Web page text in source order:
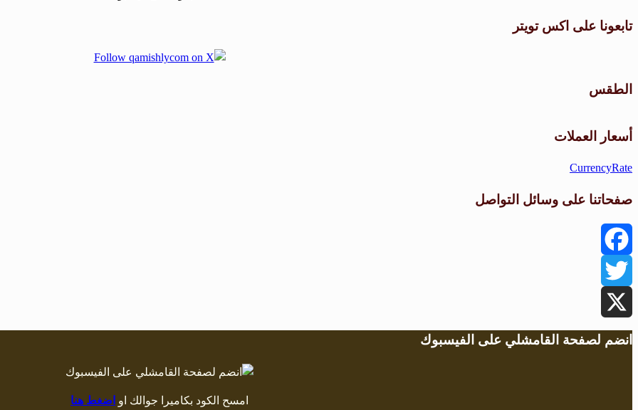
تابعونا على اكس تويتر
الطقس
أسعار العملات
CurrencyRate
صفحاتنا على وسائل التواصل
Facebook
Twitter
X
انضم لصفحة القامشلي على الفيسبوك
امسح الكود بكاميرا جوالك او اضغط هنا